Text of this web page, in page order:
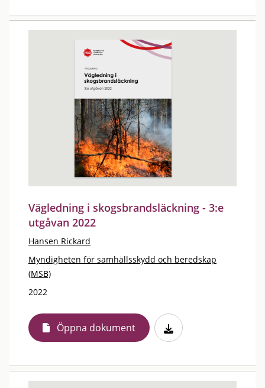
Vägledning i skogsbrandsläckning - 3:e
utgåvan 2022
Hansen Rickard
Myndigheten för samhällsskydd och beredskap
(MSB)
2022
Öppna dokument